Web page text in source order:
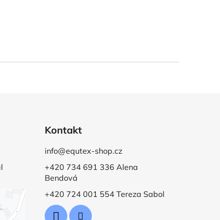
Kontakt
info@equtex-shop.cz
+420 734 691 336 Alena
Bendová
+420 724 001 554 Tereza Sabol